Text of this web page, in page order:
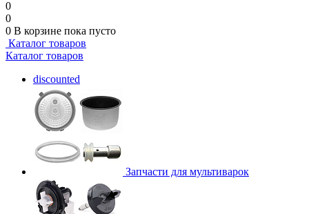
0
0
0 В корзине пока пусто
Каталог товаров
Каталог товаров
discounted
Запчасти для мультиварок